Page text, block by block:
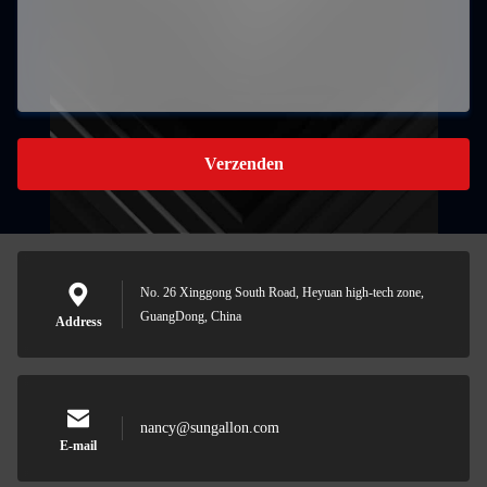
Verzenden
Address
No. 26 Xinggong South Road, Heyuan high-tech zone,
GuangDong, China
E-mail
nancy@sungallon.com